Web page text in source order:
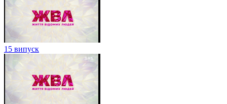
15 випуск